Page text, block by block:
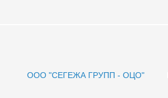
ООО "СЕГЕЖА ГРУПП - ОЦО"